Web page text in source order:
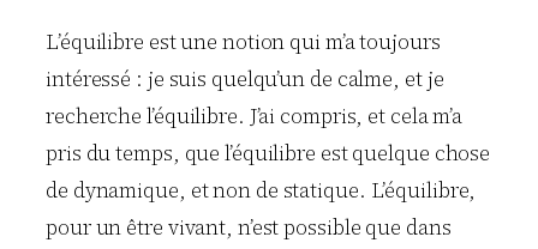
L’équilibre est une notion qui m’a toujours
intéressé : je suis quelqu’un de calme, et je
recherche l’équilibre. J’ai compris, et cela m’a
pris du temps, que l’équilibre est quelque chose
de dynamique, et non de statique. L’équilibre,
pour un être vivant, n’est possible que dans